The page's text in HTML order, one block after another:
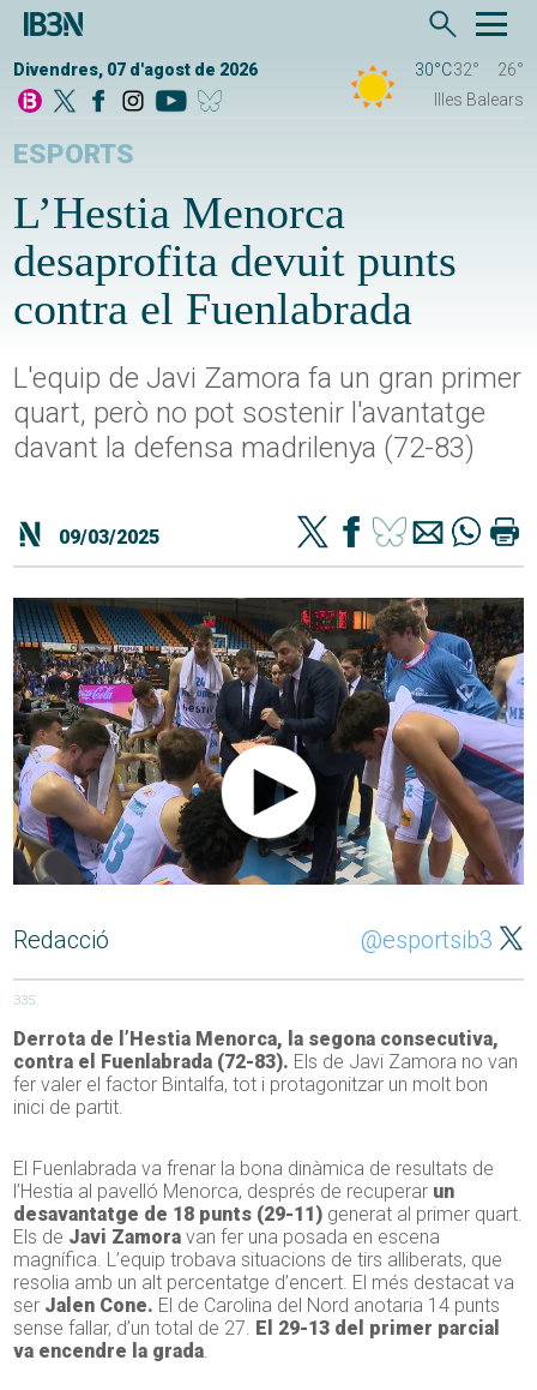
Divendres, 07 d'agost de 2026 30°C32°
26°
Illes Balears
ESPORTS
L’Hestia Menorca
desaprofita devuit punts
contra el Fuenlabrada
L'equip de Javi Zamora fa un gran primer
quart, però no pot sostenir l'avantatge
davant la defensa madrilenya (72-83)
09/03/2025
Redacció @esportsib3
335
Derrota de l’Hestia Menorca, la segona consecutiva,
contra el Fuenlabrada (72-83). Els de Javi Zamora no van
fer valer el factor Bintalfa, tot i protagonitzar un molt bon
inici de partit.
El Fuenlabrada va frenar la bona dinàmica de resultats de
l’Hestia al pavelló Menorca, després de recuperar un
desavantatge de 18 punts (29-11) generat al primer quart.
Els de Javi Zamora van fer una posada en escena
magnífica. L’equip trobava situacions de tirs alliberats, que
resolia amb un alt percentatge d’encert. El més destacat va
ser Jalen Cone. El de Carolina del Nord anotaria 14 punts
sense fallar, d’un total de 27. El 29-13 del primer parcial
va encendre la grada.